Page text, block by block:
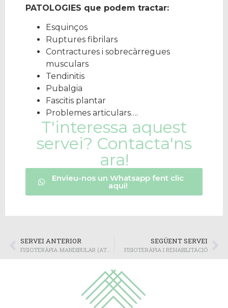
PATOLOGIES que podem tractar:
Esquinços
Ruptures fibrilars
Contractures i sobrecàrregues
musculars
Tendinitis
Pubalgia
Fascitis plantar
Problemes articulars….
T'interessa aquest
servei? Contacta'ns
ara!
Envieu-nos un Whatsapp fent clic
aquí!
SERVEI ANTERIOR
FISIOTERÀPIA MANDIBULAR (ATM) I BRUXISME
SEGÜENT SERVEI
FISIOTERÀPIA I REHABILITACIÓ